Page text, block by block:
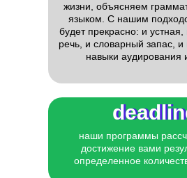
наши программы
достижение вами
определенное
жизни, объясняем
языком. С нашим
будет прекрасно: и
речь, и словарный запас, и
навыки аудирования